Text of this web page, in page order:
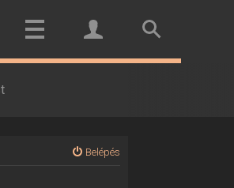
Belépés